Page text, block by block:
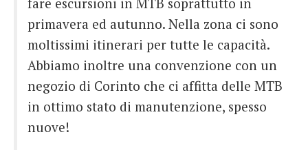
primavera ed autunno. Nella zona ci sono
moltissimi itinerari per tutte le capacità.
Abbiamo inoltre una convenzione con un
negozio di Corinto che ci affitta delle MTB
in ottimo stato di manutenzione, spesso
nuove!